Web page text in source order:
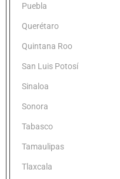
Puebla
Querétaro
Quintana Roo
San Luis Potosí
Sinaloa
Sonora
Tabasco
Tamaulipas
Tlaxcala